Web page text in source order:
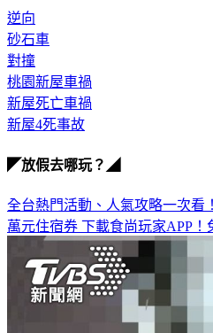
逆向
砂石車
對撞
桃園新屋車禍
新屋死亡車禍
新屋4死事故
◤放假去哪玩？◢
全台熱門活動、人氣攻略一次看
萬元住宿券 下載食尚玩家APP！